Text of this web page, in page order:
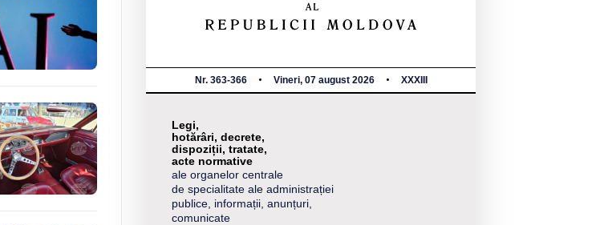
Nr. 363-366 Vineri, 07 august 2026 XXXIII
Legi,
hotărâri, decrete,
dispoziții, tratate,
acte normative
ale organelor centrale
de specialitate ale administrației
publice, informații, anunțuri,
comunicate